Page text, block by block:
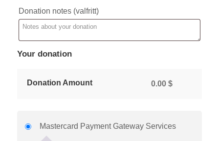
Donation notes (valfritt)
Your donation
Donation Amount 0.00 $
Mastercard Payment Gateway Services